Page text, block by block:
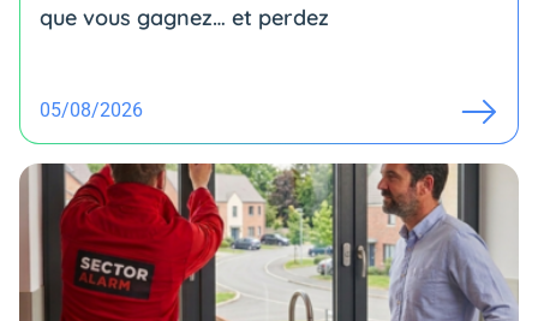
que vous gagnez… et perdez
05/08/2026